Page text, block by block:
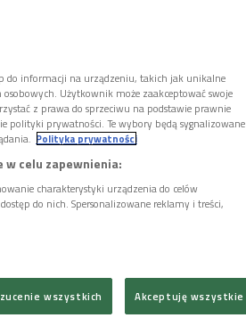
do informacji na urządzeniu, takich jak unikalne
Użytkownik może zaakceptować swoje
z prawa do sprzeciwu na podstawie prawnie
polityki prywatności. Te wybory będą sygnalizowane
Polityka prywatności
celu zapewnienia:
charakterystyki urządzenia do celów
do nich. Spersonalizowane reklamy i treści,
wszystkich Akceptuję wszystkie